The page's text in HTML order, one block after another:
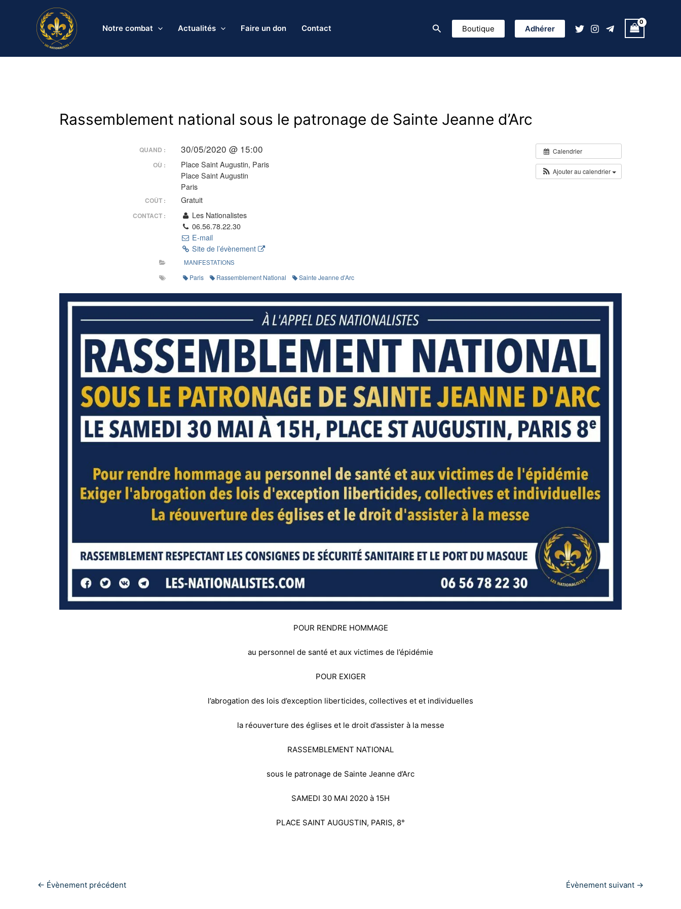
Notre combat Actualités Faire un don Contact Rechercher
Boutique Adhérer
Rassemblement national sous le patronage de Sainte Jeanne d’Arc
Calendrier
Ajouter au calendrier
QUAND : 30/05/2020 @ 15:00
OÙ :
Place Saint Augustin, Paris
Place Saint Augustin
Paris
COÛT : Gratuit
CONTACT :
Les Nationalistes
06.56.78.22.30
E-mail
Site de l’évènement
MANIFESTATIONS
Paris Rassemblement National Sainte Jeanne d'Arc
POUR RENDRE HOMMAGE
au personnel de santé et aux victimes de l’épidémie
POUR EXIGER
l’abrogation des lois d’exception liberticides, collectives et et individuelles
la réouverture des églises et le droit d’assister à la messe
RASSEMBLEMENT NATIONAL
sous le patronage de Sainte Jeanne d’Arc
SAMEDI 30 MAI 2020 à 15H
PLACE SAINT AUGUSTIN, PARIS, 8°
← Évènement précédent Évènement suivant →